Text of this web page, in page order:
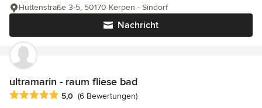
Nachricht
Hüttenstraße 3-5, 50170 Kerpen - Sindorf
ultramarin - raum fliese bad
Durchschnittliche Bewertung: 5 von 5 Sternen
5,0 (6 Bewertungen)